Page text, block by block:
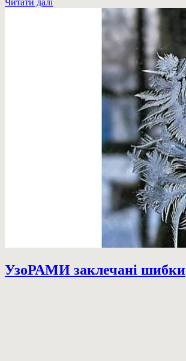
Читати далі
УзоРАМИ заклечані шибки